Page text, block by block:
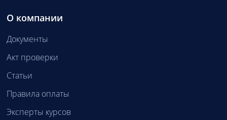
О компании
Документы
Акт проверки
Статьи
Правила оплаты
Эксперты курсов